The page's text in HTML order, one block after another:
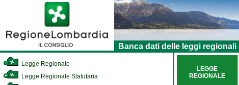
Banca dati delle leggi regionali
Legge Regionale
Legge Regionale Statutaria
LEGGE
REGIONALE